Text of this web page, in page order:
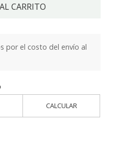
CARRITO
por el costo del envío al
CALCULAR